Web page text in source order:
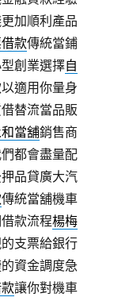
加順利產品
款傳統當鋪
創業選擇自
適用你量身
替流當品販
當舖銷售商
都會盡量配
品貸廣大汽
傳統當舖機車
款流程楊梅
支票給銀行
資金調度急
讓你對機車